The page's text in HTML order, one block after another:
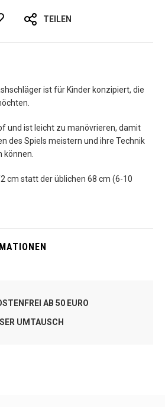
TEILEN
ist für Kinder konzipiert, die
und ist leicht zu manövrieren, damit
des Spiels meistern und ihre Technik
cm statt der üblichen 68 cm (6-10
AB 50 EURO
UMTAUSCH